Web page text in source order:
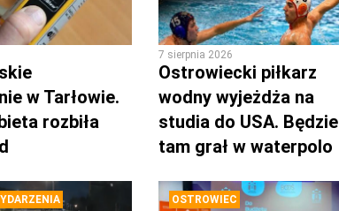
w Tarłowie.
rozbiła
7 sierpnia 2026
Ostrowiecki piłkarz
wodny wyjeżdża na
studia do USA. Będzie
tam grał w waterpolo
OSTROWIEC